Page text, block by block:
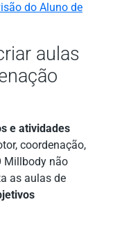
do Aluno de
aulas
e atividades
coordenação,
Millbody não
as aulas de